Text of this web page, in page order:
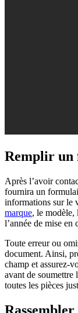
Remplir un
Après l’avoir
fournira un
informations sur le
marque, le
l’année de mise en
Toute erreur ou
document. Ainsi,
champ et assurez-
avant de soumettre
toutes les pièces